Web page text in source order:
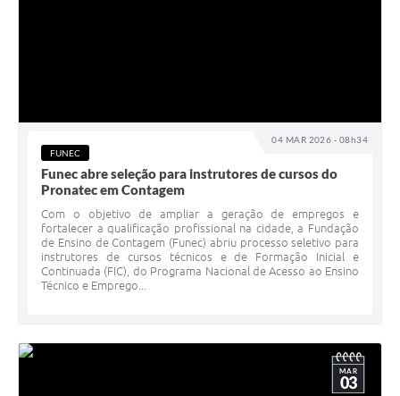
04 MAR 2026 - 08h34
FUNEC
Funec abre seleção para instrutores de cursos do
Pronatec em Contagem
Com o objetivo de ampliar a geração de empregos e
fortalecer a qualificação profissional na cidade, a Fundação
de Ensino de Contagem (Funec) abriu processo seletivo para
instrutores de cursos técnicos e de Formação Inicial e
Continuada (FIC), do Programa Nacional de Acesso ao Ensino
Técnico e Emprego...
MAR
03